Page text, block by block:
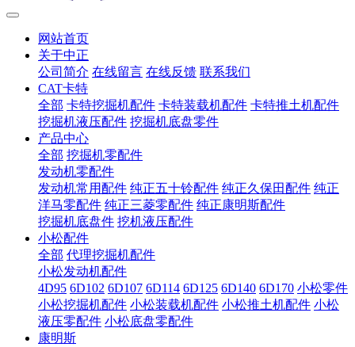
网站首页
关于中正
公司简介 在线留言 在线反馈 联系我们
CAT卡特
全部 卡特挖掘机配件 卡特装载机配件 卡特推土机配件
挖掘机液压配件 挖掘机底盘零件
产品中心
全部 挖掘机零配件
发动机零配件
发动机常用配件 纯正五十铃配件 纯正久保田配件 纯正
洋马零配件 纯正三菱零配件 纯正康明斯配件
挖掘机底盘件 挖机液压配件
小松配件
全部 代理挖掘机配件
小松发动机配件
4D95 6D102 6D107 6D114 6D125 6D140 6D170 小松零件
小松挖掘机配件 小松装载机配件 小松推土机配件 小松
液压零配件 小松底盘零配件
康明斯